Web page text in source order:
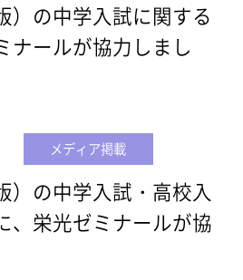
）の中学入試に関する
ナールが協力しまし
メディア掲載
）の中学入試・高校入
、栄光ゼミナールが協